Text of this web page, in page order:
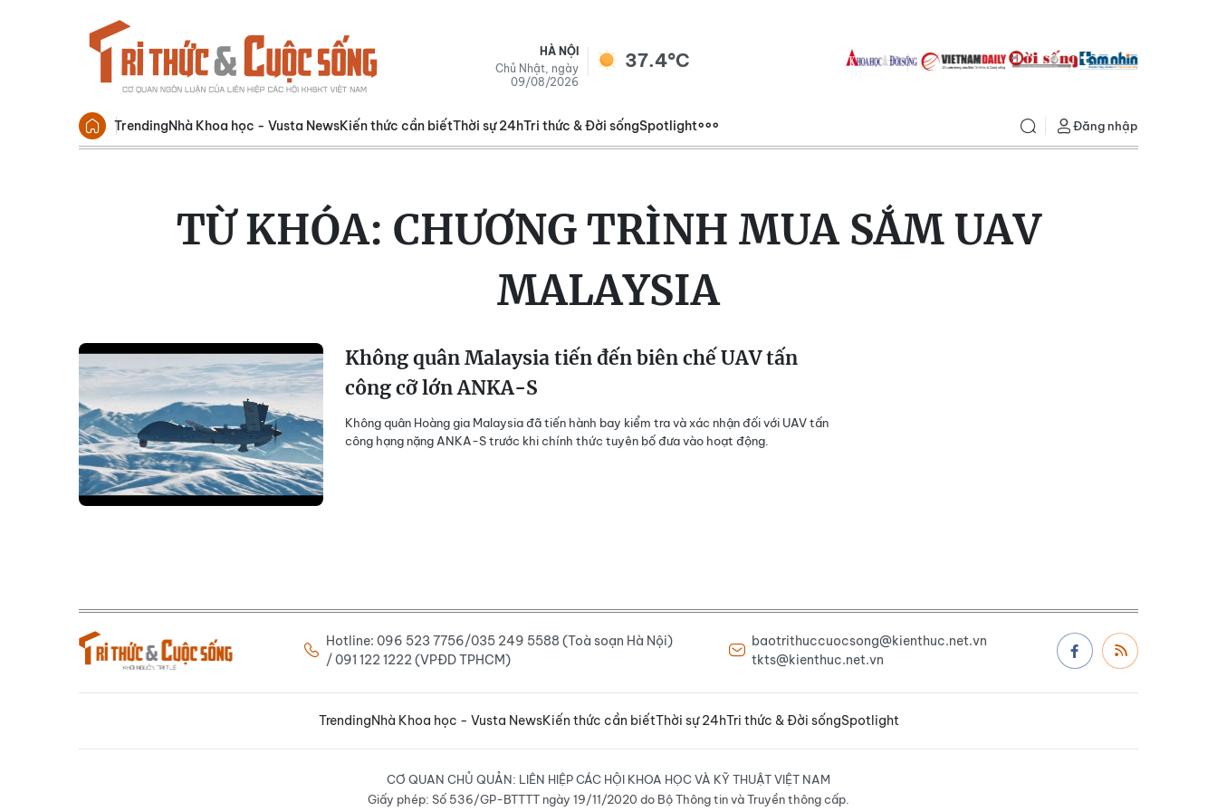
HÀ NỘI
Chủ Nhật, ngày
09/08/2026
37.4°C
TrendingNhà Khoa học - Vusta NewsKiến thức cần biếtThời sự 24hTri thức & Đời sốngSpotlight Đăng nhập
TỪ KHÓA: CHƯƠNG TRÌNH MUA SẮM UAV
MALAYSIA
Không quân Malaysia tiến đến biên chế UAV tấn
công cỡ lớn ANKA-S
Không quân Hoàng gia Malaysia đã tiến hành bay kiểm tra và xác nhận đối với UAV tấn
công hạng nặng ANKA-S trước khi chính thức tuyên bố đưa vào hoạt động.
Hotline: 096 523 7756/035 249 5588 (Toà soạn Hà Nội)
/ 091 122 1222 (VPĐD TPHCM)
baotrithuccuocsong@kienthuc.net.vn
tkts@kienthuc.net.vn
TrendingNhà Khoa học - Vusta NewsKiến thức cần biếtThời sự 24hTri thức & Đời sốngSpotlight
CƠ QUAN CHỦ QUẢN: LIÊN HIỆP CÁC HỘI KHOA HỌC VÀ KỸ THUẬT VIỆT NAM
Giấy phép: Số 536/GP-BTTTT ngày 19/11/2020 do Bộ Thông tin và Truyền thông cấp.